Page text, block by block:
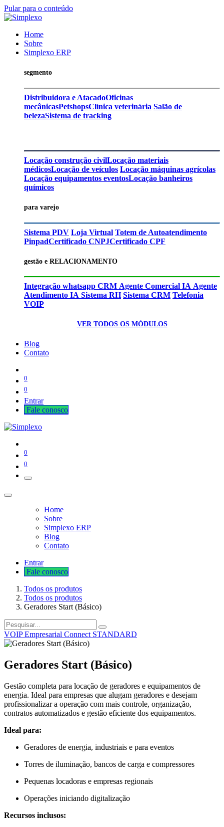
Pular para o conteúdo
Home
Sobre
Simplexo ERP
segmento
Distribuidora e AtacadoOficinas
mecânicasPetshopsClínica veterinária Salão de
belezaSistema de tracking
Locação construção civilLocação materiais
médicosLocação de veículos Locação máquinas agrícolas
Locação equipamentos eventosLocação banheiros
químicos
para varejo
Sistema PDV Loja Virtual Totem de Autoatendimento
PinpadCertificado CNPJCertificado CPF
gestão e RELACIONAMENTO
Integração whatsapp CRM Agente Comercial IA Agente
Atendimento IA Sistema RH Sistema CRM Telefonia
VOIP
VER TODOS OS MÓDULOS
Blog
Contato
0
0
Entrar
Fale cono​​​​​​​​sco
0
0
Home
Sobre
Simplexo ERP
Blog
Contato
Entrar
Fale cono​​​​​​​​sco
Todos os produtos
Todos os produtos
Geradores Start (Básico)
VOIP Empresarial Connect STANDARD
Geradores Start (Básico)
Gestão completa para locação de geradores e equipamentos de
energia. Ideal para empresas que alugam geradores e desejam
profissionalizar a operação com mais controle, organização,
contratos automatizados e gestão eficiente dos equipamentos.
Ideal para:
Geradores de energia, industriais e para eventos
Torres de iluminação, bancos de carga e compressores
Pequenas locadoras e empresas regionais
Operações iniciando digitalização
Recursos inclusos: